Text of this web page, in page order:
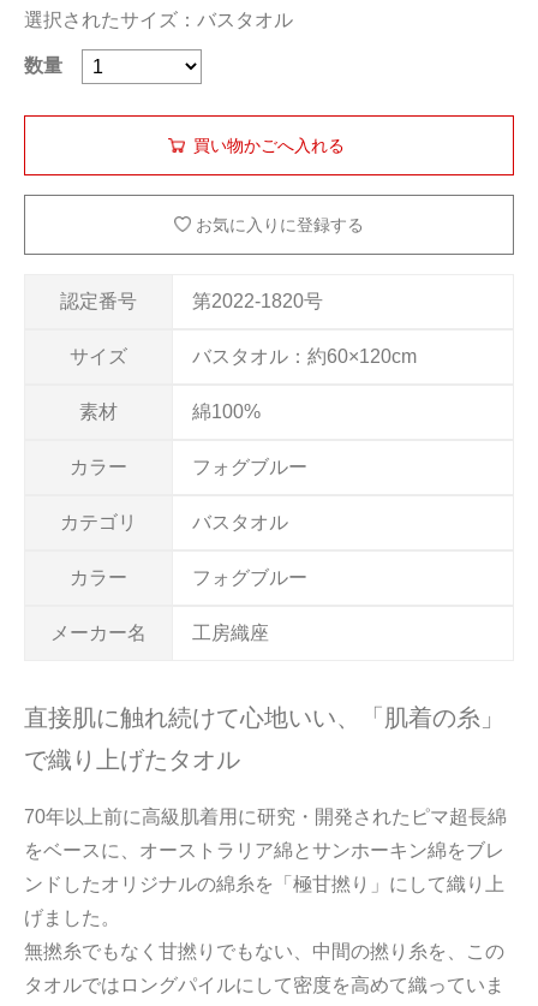
認定番号 第2022-1820号
サイズ バスタオル：約60×120cm
素材 綿100%
カラー フォグブルー
カテゴリ バスタオル
カラー フォグブルー
メーカー名 工房織座
選択されたサイズ：バスタオル
数量
お気に入りに登録する
直接肌に触れ続けて心地いい、「肌着の糸」
で織り上げたタオル
70年以上前に高級肌着用に研究・開発されたピマ超長綿
をベースに、オーストラリア綿とサンホーキン綿をブレ
ンドしたオリジナルの綿糸を「極甘撚り」にして織り上
げました。
無撚糸でもなく甘撚りでもない、中間の撚り糸を、この
タオルではロングパイルにして密度を高めて織っていま